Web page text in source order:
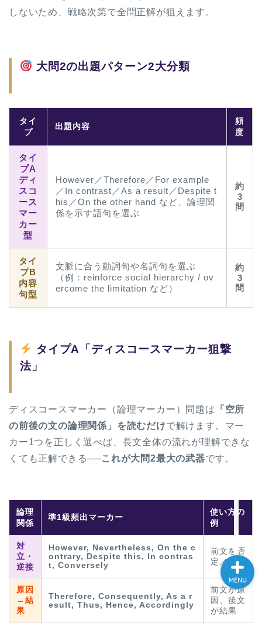
しないため、戦略次第で全問正解が狙えます。
大問2の出題パターン2大分類
タイ
プ
出題内容
頻
度
タイ
プA
ディ
スコ
ース
マー
カー
型
However／Therefore／For example
／In contrast／As a result／Despite t
his／On the other hand など、論理関
係を示す語句を選ぶ
約
3
問
タイ
プB
内容
句型
文脈に合う動詞句や名詞句を選ぶ
（例：reinforce social hierarchy / ov
ercome the limitation など）
約
3
問
タイプA「ディスコースマーカー狙撃
法」
ディスコースマーカー（論理マーカー）問題は
「空所
の前後の文の論理関係」を読むだけで解けます。マー
カー1つを正しく選べば、長文全体の流れが理解できな
くても正解できる──これが大問2最大の武器です。
論理
関係
準1級頻出マーカー
使い方の
例
対
立・
逆接
However, Nevertheless, On the c
ontrary, Despite this, In contras
t, Conversely
前文を否
定／対比
原因
→結
果
Therefore, Consequently, As a r
esult, Thus, Hence, Accordingly
前文が原
因、後文
が結果
MENU
原田高志の”ほぼ日刊”英語
現
英語名言・格言・カッコい
い英語＆素敵な英文フレー
ズ集
CONTACT